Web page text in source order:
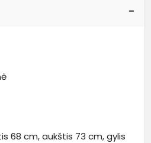
68 cm, aukštis 73 cm, gylis